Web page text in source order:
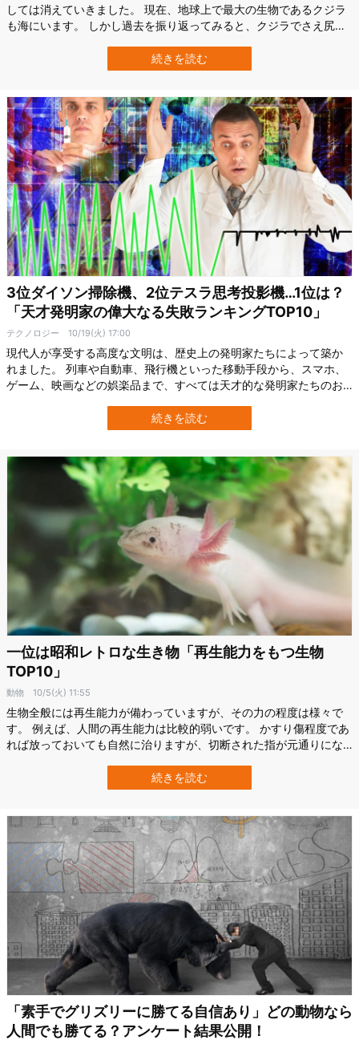
しては消えていきました。 現在、地球上で最大の生物であるクジラ
も海にいます。 しかし過去を振り返ってみると、クジラでさえ尻尾
した。 そこで今回は、太古の海に存在した「奇妙で凶暴なモンスタ
ーTOP10」を紹介していきます。 第10位 リードシクティス・プロ
続きを読む
3位ダイソン掃除機、2位テスラ思考投影機…1位は？
「天才発明家の偉大なる失敗ランキングTOP10」
テクノロジー 10/19(火) 17:00
現代人が享受する高度な文明は、歴史上の発明家たちによって築か
れました。 列車や自動車、飛行機といった移動手段から、スマホ、
ゲーム、映画などの娯楽品まで、すべては天才的な発明家たちのお
にしたわけではありません。 成功の裏には、その何百倍もの失敗を
積み重ねているのです。 そこで今回は「天才発明家たちが大失敗し
続きを読む
一位は昭和レトロな生き物「再生能力をもつ生物
TOP10」
動物 10/5(火) 11:55
生物全般には再生能力が備わっていますが、その力の程度は様々で
す。 例えば、人間の再生能力は比較的弱いです。 かすり傷程度であ
れば放っておいても自然に治りますが、切断された指が元通りにな
ょうか？ 再生能力をもつ生き物TOP10をご紹介します。 第10位
ウミウシ Credit:Rickard Zerpe（Wikipedia）_Elysia…
続きを読む
「素手でグリズリーに勝てる自信あり」どの動物なら
人間でも勝てる？アンケート結果公開！